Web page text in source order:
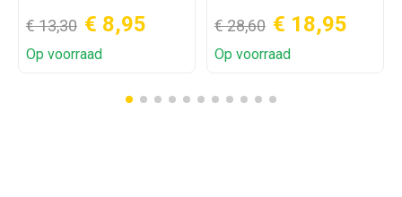
€ 13,30 € 8,95
Op voorraad
€ 28,60 € 18,95
Op voorraad